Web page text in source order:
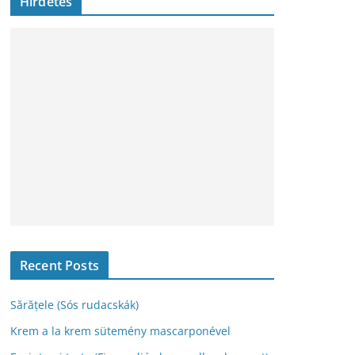
Recent Posts
Sărățele (Sós rudacskák)
Krem a la krem sütemény mascarponével